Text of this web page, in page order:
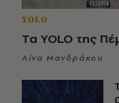
YOLO
Τα YOLO της
Λίνα Μανδράκου